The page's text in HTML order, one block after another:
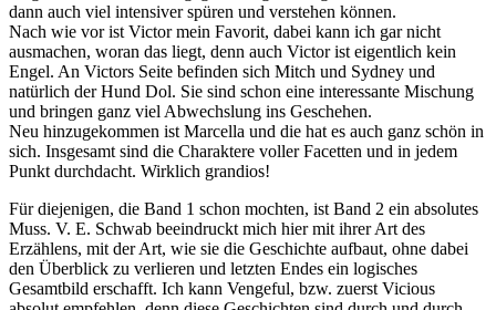
dann auch viel intensiver spüren und verstehen können.
Nach wie vor ist Victor mein Favorit, dabei kann ich gar nicht
ausmachen, woran das liegt, denn auch Victor ist eigentlich kein
Engel. An Victors Seite befinden sich Mitch und Sydney und
natürlich der Hund Dol. Sie sind schon eine interessante Mischung
und bringen ganz viel Abwechslung ins Geschehen.
Neu hinzugekommen ist Marcella und die hat es auch ganz schön in
sich. Insgesamt sind die Charaktere voller Facetten und in jedem
Punkt durchdacht. Wirklich grandios!
Für diejenigen, die Band 1 schon mochten, ist Band 2 ein absolutes
Muss. V. E. Schwab beeindruckt mich hier mit ihrer Art des
Erzählens, mit der Art, wie sie die Geschichte aufbaut, ohne dabei
den Überblick zu verlieren und letzten Endes ein logisches
Gesamtbild erschafft. Ich kann Vengeful, bzw. zuerst Vicious